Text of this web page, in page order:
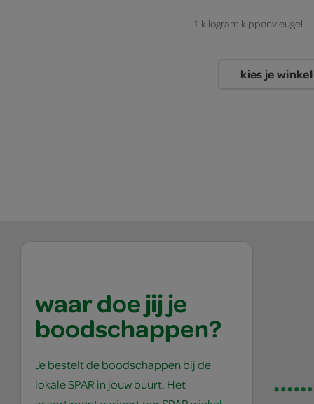
1 kilogram kippenvleugel
kies je winkel
waar doe jij je
boodschappen?
Je bestelt de boodschappen bij de
lokale SPAR in jouw buurt. Het